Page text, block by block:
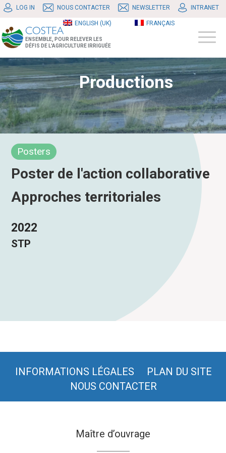
LOG IN NOUS CONTACTER NEWSLETTER INTRANET
ENGLISH (UK) FRANÇAIS
ENSEMBLE, POUR RELEVER LES
DÉFIS DE L'AGRICULTURE IRRIGUÉE
Productions
Posters
Poster de l'action collaborative
Approches territoriales
2022
STP
INFORMATIONS LÉGALES
PLAN DU SITE
NOUS CONTACTER
Maître d’ouvrage